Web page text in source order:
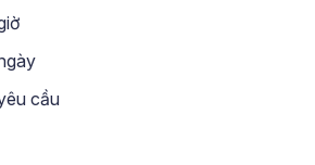
cầu